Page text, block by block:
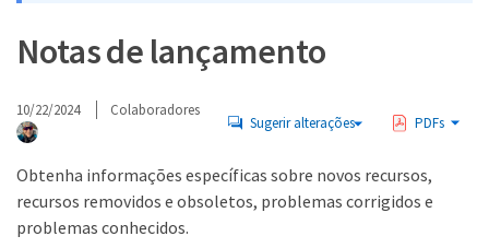
Notas de lançamento
10/22/2024 Colaboradores
Sugerir alterações PDFs
Obtenha informações específicas sobre novos recursos,
recursos removidos e obsoletos, problemas corrigidos e
problemas conhecidos.